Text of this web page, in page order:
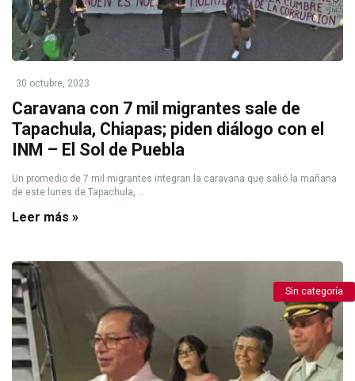
30 octubre, 2023
Caravana con 7 mil migrantes sale de
Tapachula, Chiapas; piden diálogo con el
INM – El Sol de Puebla
Un promedio de 7 mil migrantes integran la caravana que salió la mañana
de este lunes de Tapachula, ...
Leer más »
Sin categoría